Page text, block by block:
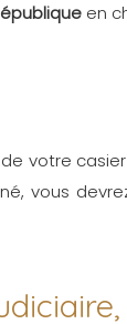
en
votre
vous